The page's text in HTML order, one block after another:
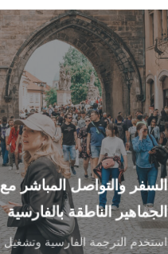
السفر والتواصل المباشر مع
الجماهير الناطقة بالفارسية
استخدم الترجمة الفارسية